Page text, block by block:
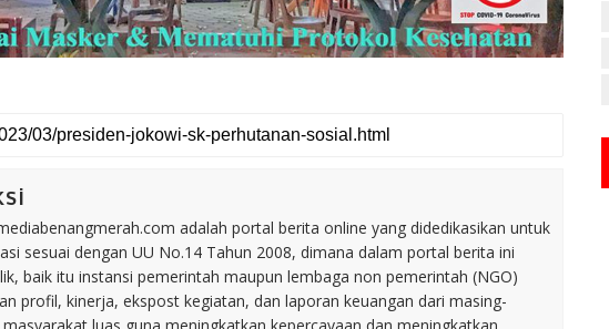
adalah portal berita online yang didedikasikan untuk
sesuai dengan UU No.14 Tahun 2008, dimana dalam portal berita ini
baik itu instansi pemerintah maupun lembaga non pemerintah (NGO)
profil, kinerja, ekspost kegiatan, dan laporan keuangan dari masing-